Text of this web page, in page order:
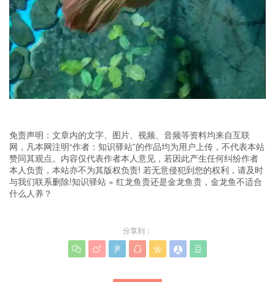
免责声明：文章内的文字、图片、视频、音频等资料均来自互联
网，凡本网注明“作者：知识驿站”的作品均为用户上传，不代表本站
赞同其观点。内容仅代表作者本人意见，若因此产生任何纠纷作者
本人负责，本站亦不为其版权负责! 若无意侵犯到您的权利，请及时
与我们联系删除!知识驿站 » 红龙鱼贵还是金龙鱼贵，金龙鱼不适合
什么人养？
分享到：
      